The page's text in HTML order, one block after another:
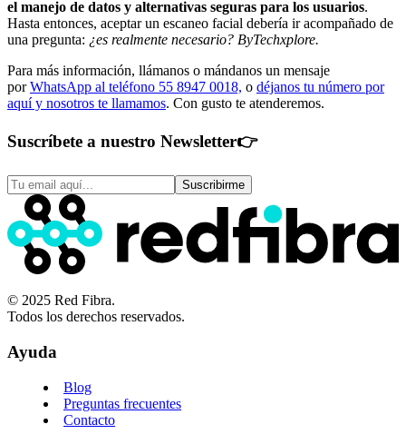
el manejo de datos y alternativas seguras para los usuarios.
Hasta entonces, aceptar un escaneo facial debería ir acompañado de
una pregunta: ¿es realmente necesario? ByTechxplore.
Para más información, llámanos o mándanos un mensaje
porWhatsApp al teléfono 55 8947 0018, o déjanos tu número por
aquí y nosotros te llamamos. Con gusto te atenderemos.
Suscríbete a nuestro Newsletter👉
Suscribirme
© 2025 Red Fibra.
Todos los derechos reservados.
Ayuda
Blog
Preguntas frecuentes
Contacto